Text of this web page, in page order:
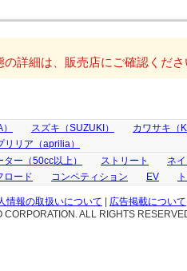
詳細は、販売店にご確認くださ
スズキ（SUZUKI） カワサキ（
リリア（aprilia）
ター（50cc以上） ストリート ネ
ロード コンペティション EV
情報の取扱いについて 広告掲載について
CORPORATION. ALL RIGHTS